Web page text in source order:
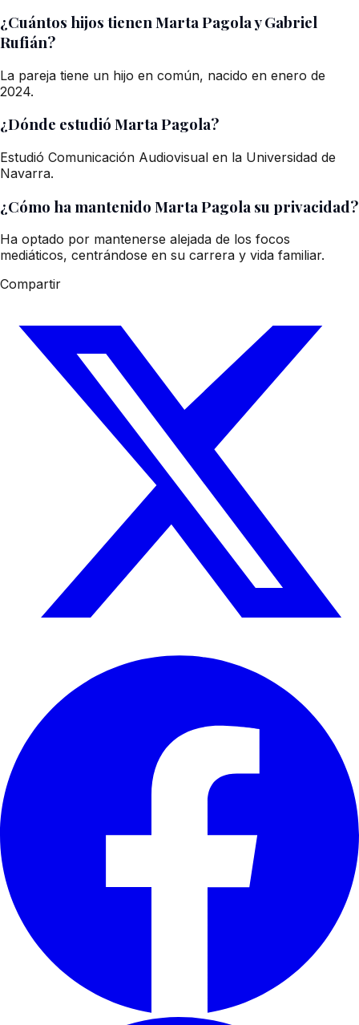
¿Cuántos hijos tienen Marta Pagola y Gabriel
Rufián?
La pareja tiene un hijo en común, nacido en enero de
2024.
¿Dónde estudió Marta Pagola?
Estudió Comunicación Audiovisual en la Universidad de
Navarra.
¿Cómo ha mantenido Marta Pagola su privacidad?
Ha optado por mantenerse alejada de los focos
mediáticos, centrándose en su carrera y vida familiar.
Compartir